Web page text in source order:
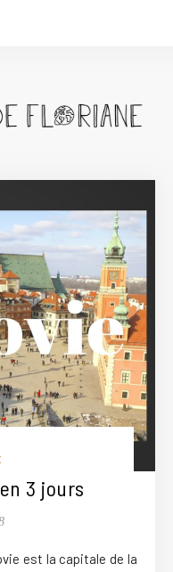
3 jours
est la capitale de la